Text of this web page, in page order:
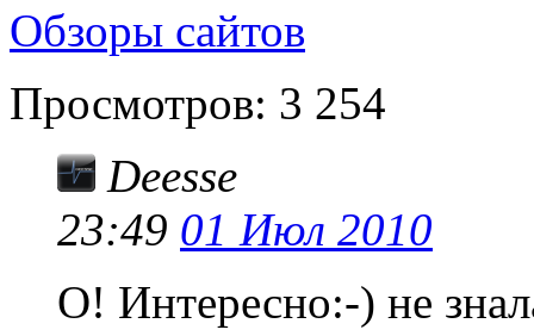
Обзоры сайтов
Просмотров: 3 254
Deesse
23:49 01 Июл 2010
О! Интересно:-) не